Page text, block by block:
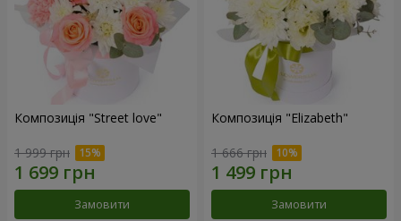
Композиція "Street love"
1 999 грн
Замовити
Композиція "Elizabeth"
1 666 грн
Замовити